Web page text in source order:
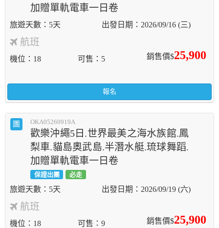
加贈單軌電車一日卷
5天 2026/09/16 (三)
航班
銷售價$25,900
機位 18 可售 5
報名
團 OKA05260919A
歡樂沖繩5日.世界最美之海水族館.鳳
梨車.貓島奧武島.半潛水艇.琉球舞蹈.
加贈單軌電車一日卷
保證出團 必走
5天 2026/09/19 (六)
航班
銷售價$25,900
機位 18 可售 9